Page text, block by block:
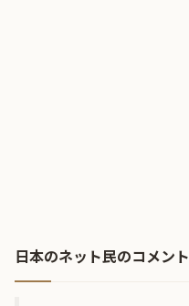
日本のネット民のコメント